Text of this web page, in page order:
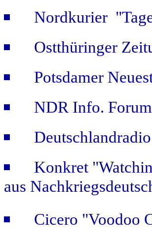
Nordkurier
Ostthüringer
Potsdamer
NDR Info.
Konkret
aus
Cicero "Voodoo